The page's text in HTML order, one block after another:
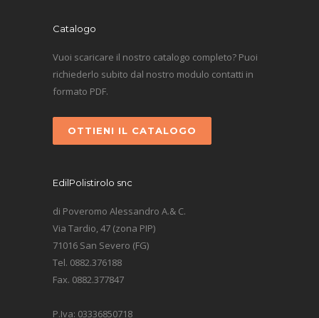
Catalogo
Vuoi scaricare il nostro catalogo completo? Puoi
richiederlo subito dal nostro modulo contatti in
formato PDF.
OTTIENI IL CATALOGO
EdilPolistirolo snc
di Poveromo Alessandro A.& C.
Via Tardio, 47 (zona PIP)
71016 San Severo (FG)
Tel. 0882.376188
Fax. 0882.377847
P.Iva: 03336850718